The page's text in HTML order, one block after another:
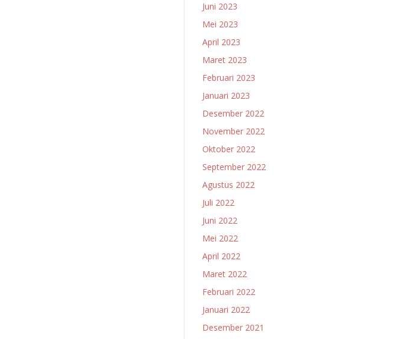
Juni 2023
Mei 2023
April 2023
Maret 2023
Februari 2023
Januari 2023
Desember 2022
November 2022
Oktober 2022
September 2022
Agustus 2022
Juli 2022
Juni 2022
Mei 2022
April 2022
Maret 2022
Februari 2022
Januari 2022
Desember 2021